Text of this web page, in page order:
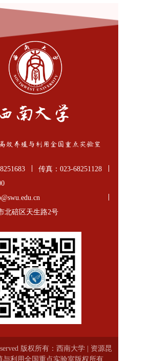
传真：023-68251128
北碚区天生路2号
版权所有：西南大学 | 资源昆
与利用全国重点实验室版权所有